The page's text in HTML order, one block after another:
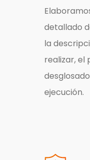
detallado
la
realizar, el
ejecución.